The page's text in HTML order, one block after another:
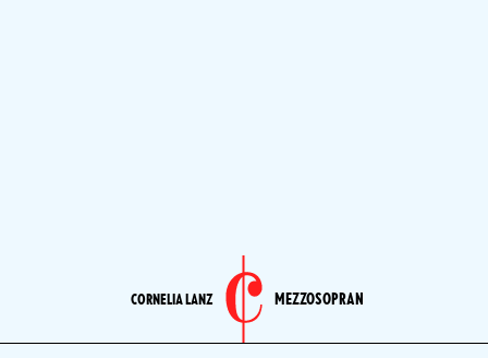
CORNELIA LANZ MEZZOSOPRAN